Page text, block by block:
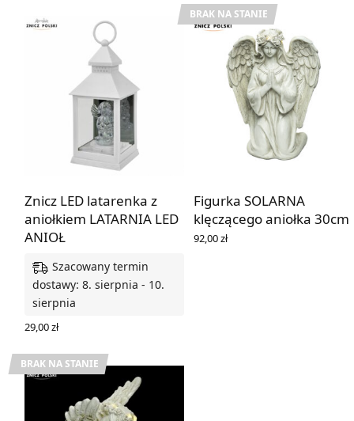
Znicz LED latarenka z
aniołkiem LATARNIA LED
ANIOŁ
Szacowany termin
dostawy: 8. sierpnia - 10.
sierpnia
29,00zł
BRAK NA STANIE
Figurka SOLARNA
klęczącego aniołka 30cm
92,00zł
BRAK NA STANIE